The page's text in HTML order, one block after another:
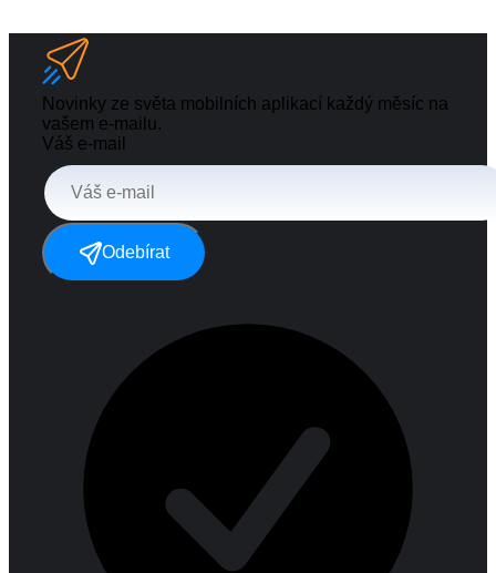
Novinky ze světa mobilních aplikací každý měsíc na
vašem e-mailu.
Váš e-mail
Odebírat